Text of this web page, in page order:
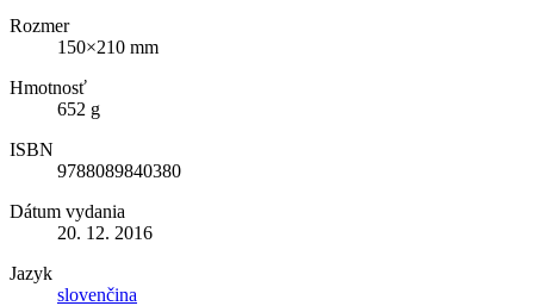
Rozmer
150×210 mm
Hmotnosť
652 g
ISBN
9788089840380
Dátum vydania
20. 12. 2016
Jazyk
slovenčina